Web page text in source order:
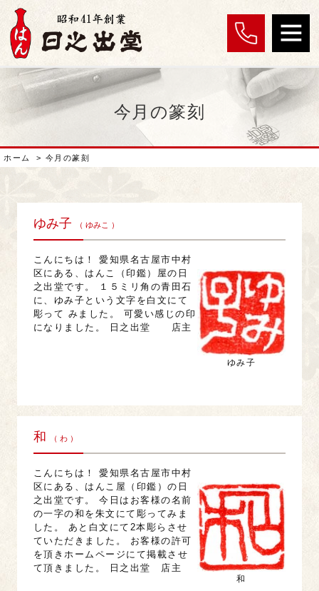
今月の篆刻
ホーム > 今月の篆刻
ゆみ子 （ ゆみこ ）
ゆみ子
こんにちは！ 愛知県名古屋市中村
区にある、はんこ（印鑑）屋の日
之出堂です。 １５ミリ角の青田石
に、ゆみ子という文字を白文にて
彫って みました。 可愛い感じの印
になりました。 日之出堂 店主
和 （ わ ）
和
こんにちは！ 愛知県名古屋市中村
区にある、はんこ屋（印鑑）の日
之出堂です。 今日はお客様の名前
の一字の和を朱文にて彫ってみま
した。 あと白文にて2本彫らさせ
ていただきました。 お客様の許可
を頂きホームページにて掲載させ
て頂きました。 日之出堂 店主